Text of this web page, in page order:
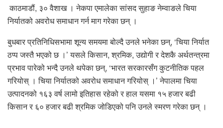
काठमाडौं, ३० वैशाख । नेकपा एमालेका सांसद सुहाङ नेम्वाङले चिया
निर्यातको अवरोध समाधान गर्न माग गरेका छन् ।
बुधबार प्रतिनिधिसभामा शून्य समयमा बोल्दै उनले भनेका छन्, ‘चिया निर्यात
ठप्प जस्तै भएको छ ।’ यसले किसान, श्रमिक, उद्योगी र देशकै अर्थतन्त्रमा
प्रभाव पारेको भन्दै उनले थपेका छन्, ‘भारत सरकारसँग कुटनीतिक पहल
गरियोस् । चिया निर्यातको अवरोध समाधान गरियोस् ।’ नेपालमा चिया
उत्पादनको १६३ वर्ष लामो इतिहास रहेको र हाल यसमा १५ हजार बढी
किसान र ६० हजार बढी श्रमिक जोडिएको पनि उनले स्मरण गरेका छन् ।